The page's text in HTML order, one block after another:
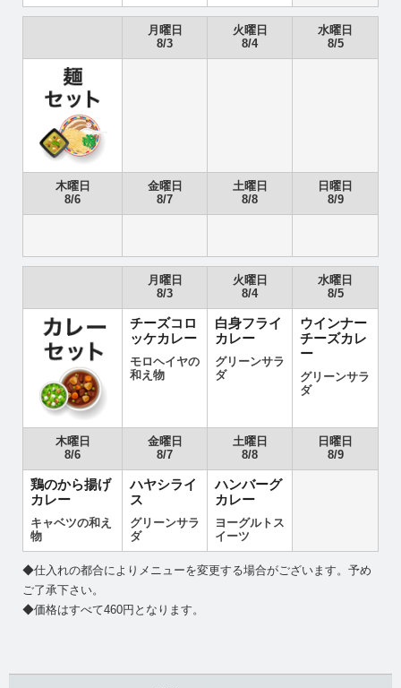
月曜日
8/3
火曜日
8/4
水曜日
8/5
木曜日
8/6
金曜日
8/7
土曜日
8/8
日曜日
8/9
月曜日
8/3
火曜日
8/4
水曜日
8/5
チーズコロ
ッケカレー
モロヘイヤの
和え物
白身フライ
カレー
グリーンサラ
ダ
ウインナー
チーズカレ
ー
グリーンサラ
ダ
木曜日
8/6
金曜日
8/7
土曜日
8/8
日曜日
8/9
鶏のから揚げ
カレー
キャベツの和え
物
ハヤシライ
ス
グリーンサラ
ダ
ハンバーグ
カレー
ヨーグルトス
イーツ
◆仕入れの都合によりメニューを変更する場合がございます。予め
ご了承下さい。
◆価格はすべて460円となります。